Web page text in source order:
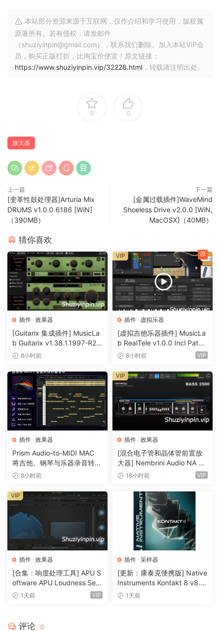
文件移到了它们自己的文件夹中。现在，这些
文件
可以正确安装，同时会
删除 ProgramData 中产品文件夹根目录中的
所有文件
常规升级（如果是新机器，则需要清理）
安装了一个或多个 x86 插件，系统会创建符号
来“修复”这个问题。同样，
最终用户无需担心。
Authentic tube warming and distortion
Tube Saturator 2 is a super accurate circuit simulation of a
tube pre-amp with analog EQ, which can be overdriven
gently for warming effects, or cranked for fat distortion.
Like its predecessor, Tube Saturator Vintage, TS-2 is
based on circuit simulation technology to capture every
nuance of an analog circuit.
The circuit consisting of the individual tubes, resistors,
and capacitors is converted into a mathematical system of
equations which is numerically solved to produce the
exact same sound as a real circuit. But while the original
consumed large amounts of CPU power to compute the
solutions in real-time, TS-2 uses large tables of pre-
computed solutions. The Saturation section of TS-2 runs
about 7x faster than the original and yet the modelling is
even more accurate. TS-2 includes the original circuit
simulation of the three band Baxandall type EQ as found in
many guitar amplifiers.
TS-2 has many other features. You can switch between
12AX7 and 12AU7 tubes for different harmonic
characteristics. The EQ can be switched to run pre or post
saturation. Saturation and EQ are separately switchable.
Also there is a 2x oversampling mode using a very high
quality resampling algorithm. Use 2x mode to attenuate
has a gorgeous interface.
Just install. Same AppID as previous
本站部分资源来源于互联网，仅作介绍和学习使用，版权属
原著所有。若有侵权，请发邮件
（shuziyinpin@gmail.com），联系我们删除。加入本站VIP会
员，购买正版打折，比淘宝价便宜！原文链接：
https://www.shuziyinpin.vip/32228.html ，转载请注明出处。
0 0
放大器
上一篇
[变革性鼓处理器]Arturia Mix
DRUMS v1.0.0.6186 [WiN]
（390MB）
下一篇
[金属过载插件]WaveMind
Shoeless Drive v2.0.0 [WiN,
MacOSX]（40MB）
猜你喜欢
插件 · 效果器
[Guitarix 集成插件] MusicLa
b Guitarix v1.38.1.1997-R2R
[WiN]（7.5MB）
8小时前
插件 · 虚拟乐器
[虚拟吉他乐器插件] MusicLa
b RealTele v1.0.0 Incl Patch
ed and Keygen-R2R [WiN]
8小时前 VIP
VIP 荐
插件 · 效果器
Prism Audio-to-MIDI MAC
将吉他、钢琴与乐器录音转换
为可编辑 MIDI
8小时前
插件 · 效果器
[混合电子管和晶体管前置放
大器] Nembrini Audio NA Ba
ss 3500 v1.0.0 Incl Keygen-
18小时前 VIP
VIP
插件 · 效果器
[合集：响度处理工具] APU S
oftware APU Loudness Seri
es v5.7.0 Incl Keygen-R2R
1天前 VIP
VIP
插件 · 采样器
[更新：康泰克便携版] Native
Instruments Kontakt 8 v8.1
2.1 PORTABLE-vkDanilov
1天前
评论 0